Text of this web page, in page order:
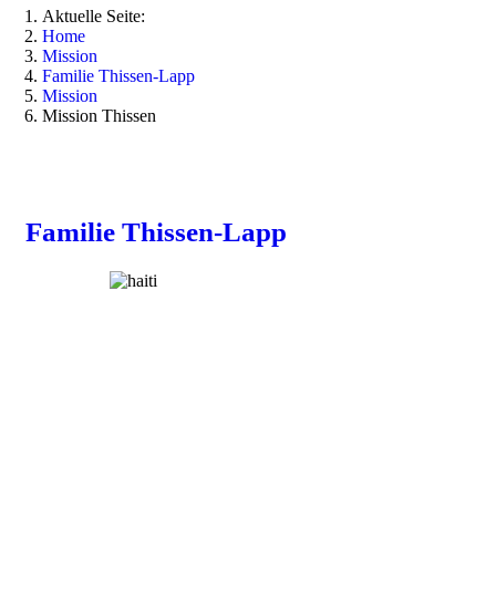
Aktuelle Seite:
Home
Mission
Familie Thissen-Lapp
Mission
Mission Thissen
Familie Thissen-Lapp